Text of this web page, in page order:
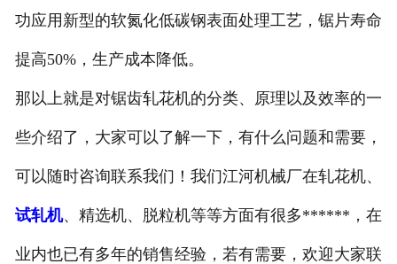
功应用新型的软氮化低碳钢表面处理工艺，锯片寿命
提高50%，生产成本降低。
那以上就是对锯齿轧花机的分类、原理以及效率的一
些介绍了，大家可以了解一下，有什么问题和需要，
可以随时咨询联系我们！我们江河机械厂在轧花机、
试轧机、精选机、脱粒机等等方面有很多******，在
业内也已有多年的销售经验，若有需要，欢迎大家联